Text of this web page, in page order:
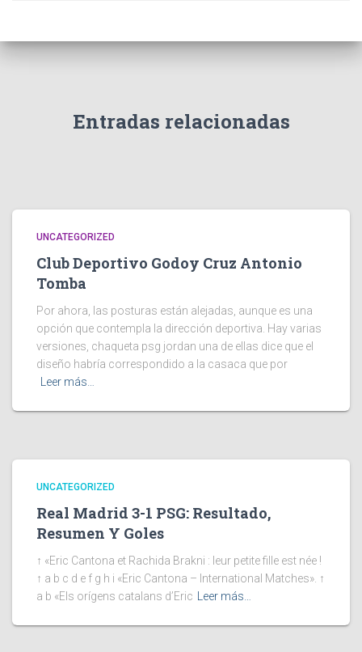
Entradas relacionadas
UNCATEGORIZED
Club Deportivo Godoy Cruz Antonio
Tomba
Por ahora, las posturas están alejadas, aunque es una
opción que contempla la dirección deportiva. Hay varias
versiones, chaqueta psg jordan una de ellas dice que el
diseño habría correspondido a la casaca que por
Leer más…
UNCATEGORIZED
Real Madrid 3-1 PSG: Resultado,
Resumen Y Goles
↑ «Eric Cantona et Rachida Brakni : leur petite fille est née !
↑ a b c d e f g h i «Eric Cantona – International Matches». ↑
a b «Els orígens catalans d’Eric
Leer más…